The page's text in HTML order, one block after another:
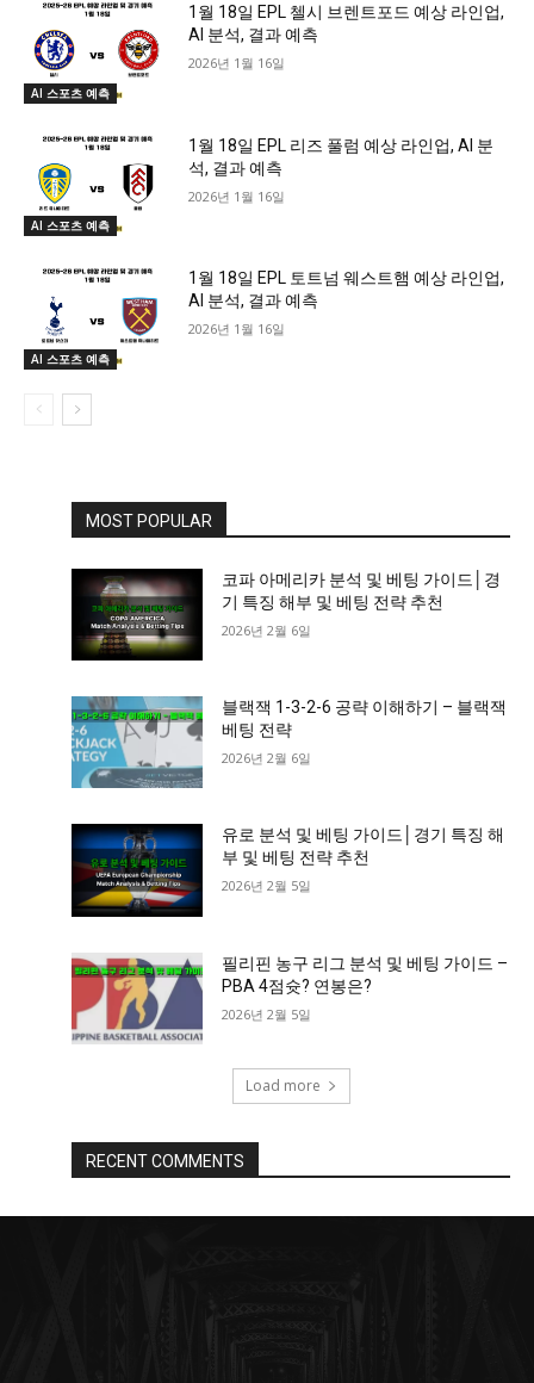
AI 스포츠 예측
1월 18일 EPL 첼시 브렌트포드 예상 라인업,
AI 분석, 결과 예측
2026년 1월 16일
AI 스포츠 예측
1월 18일 EPL 리즈 풀럼 예상 라인업, AI 분
석, 결과 예측
2026년 1월 16일
AI 스포츠 예측
1월 18일 EPL 토트넘 웨스트햄 예상 라인업,
AI 분석, 결과 예측
2026년 1월 16일
MOST POPULAR
코파 아메리카 분석 및 베팅 가이드│경
기 특징 해부 및 베팅 전략 추천
2026년 2월 6일
블랙잭 1-3-2-6 공략 이해하기 – 블랙잭
베팅 전략
2026년 2월 6일
유로 분석 및 베팅 가이드│경기 특징 해
부 및 베팅 전략 추천
2026년 2월 5일
필리핀 농구 리그 분석 및 베팅 가이드 –
PBA 4점슛? 연봉은?
2026년 2월 5일
Load more
RECENT COMMENTS